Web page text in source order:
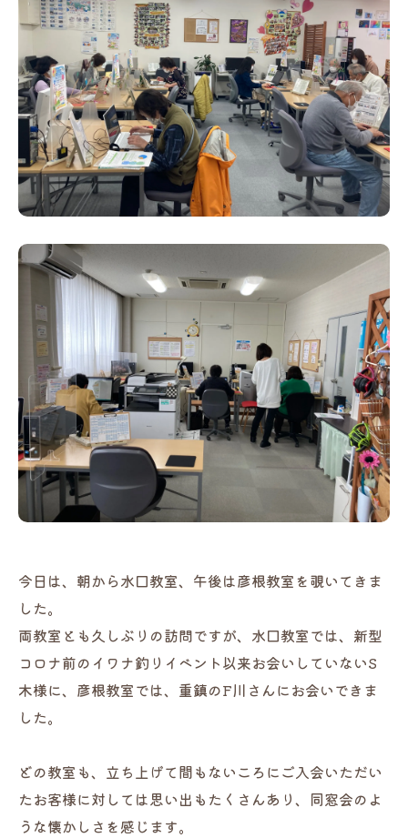
今日は、朝から水口教室、午後は彦根教室を覗いてきま
した。
両教室とも久しぶりの訪問ですが、水口教室では、新型
コロナ前のイワナ釣りイベント以来お会いしていないS
木様に、彦根教室では、重鎮のF川さんにお会いできま
した。
どの教室も、立ち上げて間もないころにご入会いただい
たお客様に対しては思い出もたくさんあり、同窓会のよ
うな懐かしさを感じます。